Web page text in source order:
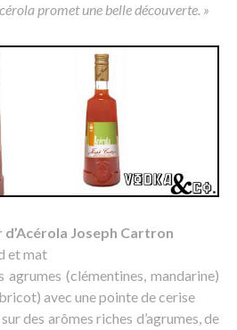
promet une belle découverte. »
Joseph Cartron
et mat
(clémentines, mandarine)
avec une pointe de cerise
des arômes riches d’agrumes, de